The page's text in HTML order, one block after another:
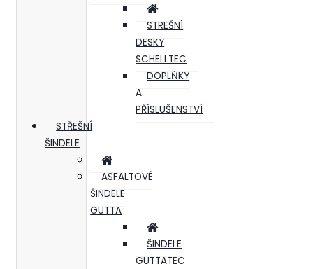
STREŠNÍ
DESKY
SCHELLTEC
DOPLŇKY
A
PŘÍSLUŠENSTVÍ
STŘEŠNÍ
ŠINDELE
ASFALTOVÉ
ŠINDELE
GUTTA
ŠINDELE
GUTTATEC